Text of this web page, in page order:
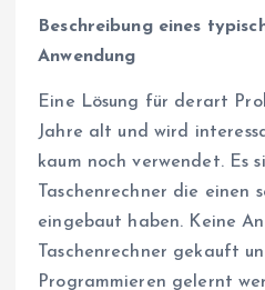
Beschreibung eines
Anwendung
Eine Lösung für derart
Jahre alt und wird
kaum noch verwendet. Es
Taschenrechner die einen
eingebaut haben. Keine
Taschenrechner gekauft
Programmieren gelernt